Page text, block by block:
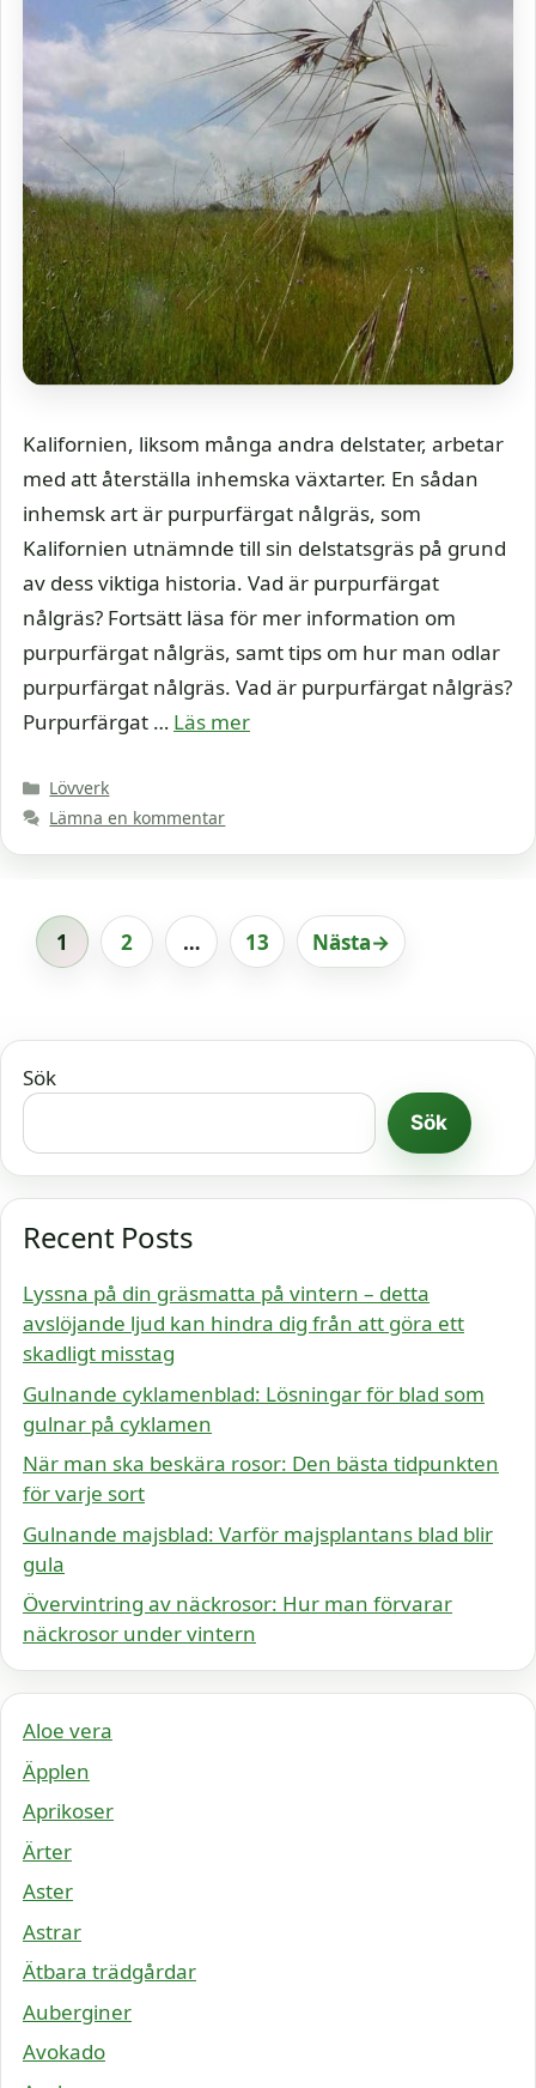
Kalifornien, liksom många andra delstater, arbetar
med att återställa inhemska växtarter. En sådan
inhemsk art är purpurfärgat nålgräs, som
Kalifornien utnämnde till sin delstatsgräs på grund
av dess viktiga historia. Vad är purpurfärgat
nålgräs? Fortsätt läsa för mer information om
purpurfärgat nålgräs, samt tips om hur man odlar
purpurfärgat nålgräs. Vad är purpurfärgat nålgräs?
Purpurfärgat … Läs mer
Kategorier
Lövverk
Lämna en kommentar
Sida
1 Sida
2 … Sida
13 Nästa→
Sök
Sök
Recent Posts
Lyssna på din gräsmatta på vintern – detta
avslöjande ljud kan hindra dig från att göra ett
skadligt misstag
Gulnande cyklamenblad: Lösningar för blad som
gulnar på cyklamen
När man ska beskära rosor: Den bästa tidpunkten
för varje sort
Gulnande majsblad: Varför majsplantans blad blir
gula
Övervintring av näckrosor: Hur man förvarar
näckrosor under vintern
Aloe vera
Äpplen
Aprikoser
Ärter
Aster
Astrar
Ätbara trädgårdar
Auberginer
Avokado